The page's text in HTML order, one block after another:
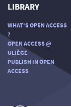
LIBRARY
WHAT'S OPEN ACCESS
?
OPEN ACCESS @
ULIÈGE
PUBLISH IN OPEN
ACCESS